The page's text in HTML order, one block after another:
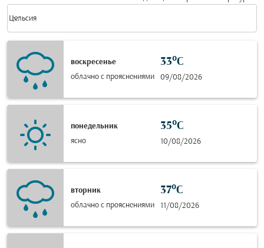
Цельсия
keyboard_arrow_down
воскресенье
облачно с прояснениями
33°C
09/08/2026
понедельник
ясно
35°C
10/08/2026
вторник
облачно с прояснениями
37°C
11/08/2026